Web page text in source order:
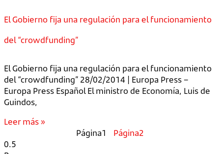
El Gobierno fija una regulación para el funcionamiento
del “crowdfunding”
El Gobierno fija una regulación para el funcionamiento
del “crowdfunding” 28/02/2014 | Europa Press –
Europa Press Español El ministro de Economía, Luis de
Guindos,
Leer más »
Página1 Página2